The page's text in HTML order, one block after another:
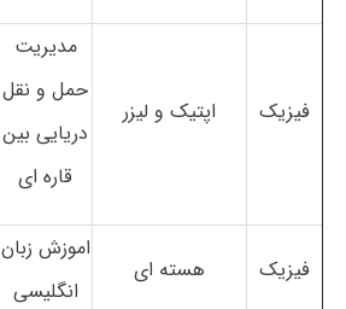
فیزیک اپتیک و لیزر
مدیریت
حمل و نقل
دریایی بین
قاره ای
فیزیک هسته ای
اموزش زبان
انگلیسی